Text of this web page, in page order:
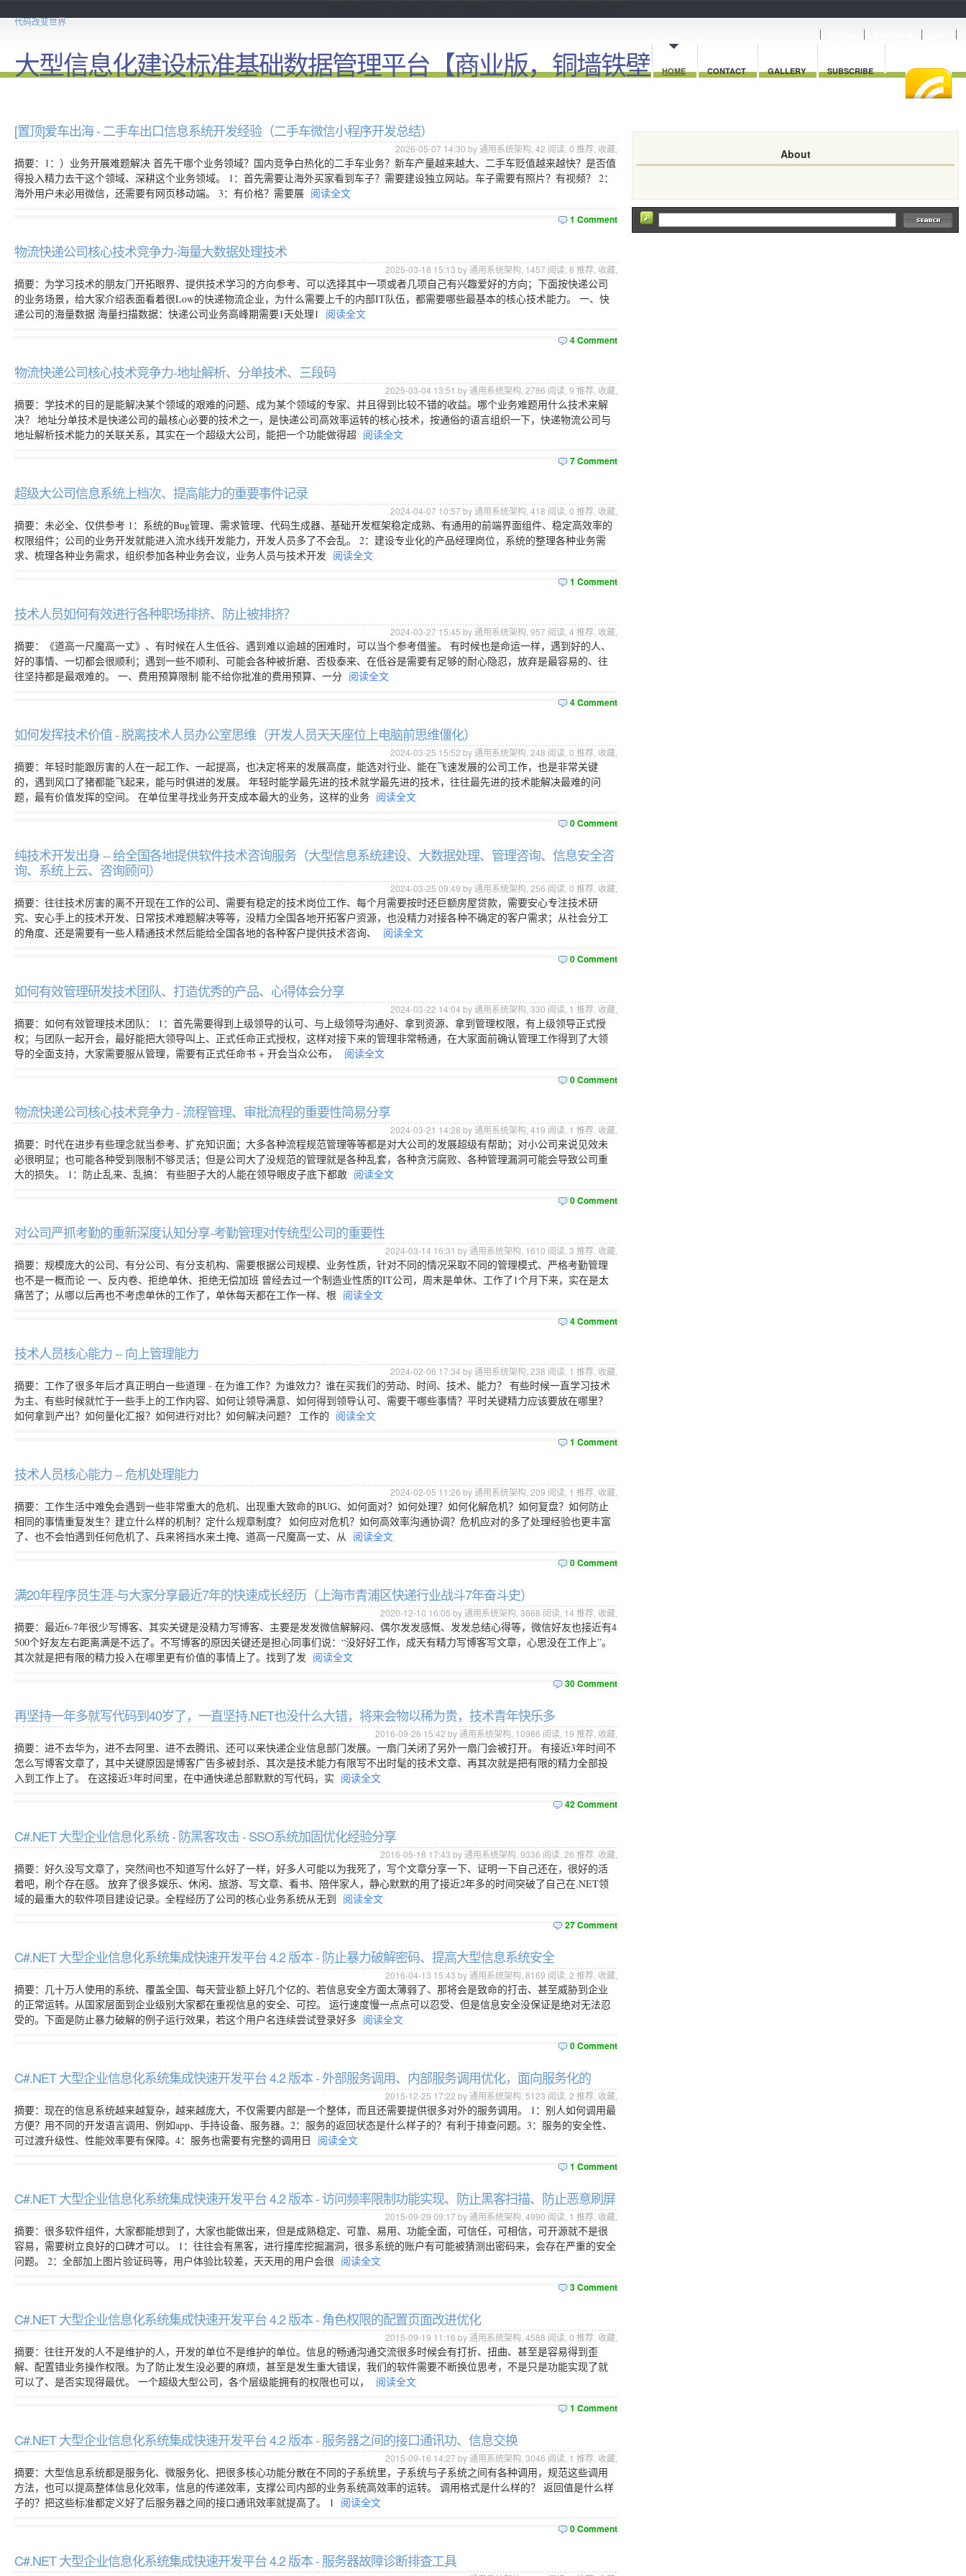
代码改变世界
HOME CONTACT GALLERY SUBSCRIBE
大型信息化建设标准基础数据管理平台【商业版，铜墙铁壁】
[置顶]爱车出海 - 二手车出口信息系统开发经验（二手车微信小程序开发总结）
2026-05-07 14:30 by 通用系统架构, 42 阅读, 0 推荐, 收藏
摘要：1：）业务开展难题解决 首先干哪个业务领域？国内竞争白热化的二手车业务？新车产量越来越大、二手车贬值越来越快？是否值
得投入精力去干这个领域、深耕这个业务领域。 1：首先需要让海外买家看到车子？需要建设独立网站。车子需要有照片？有视频？ 2：
海外用户未必用微信，还需要有网页移动端。 3：有价格？需要展 阅读全文
1 Comment
物流快递公司核心技术竞争力-海量大数据处理技术
2025-03-18 15:13 by 通用系统架构, 1457 阅读, 8 推荐, 收藏
摘要：为学习技术的朋友门开拓眼界、提供技术学习的方向参考、可以选择其中一项或者几项自己有兴趣爱好的方向；下面按快递公司
的业务场景，给大家介绍表面看着很Low的快递物流企业，为什么需要上千的内部IT队伍，都需要哪些最基本的核心技术能力。 一、快
递公司的海量数据 海量扫描数据：快递公司业务高峰期需要1天处理1
阅读全文
4 Comment
物流快递公司核心技术竞争力-地址解析、分单技术、三段码
2025-03-04 13:51 by 通用系统架构, 2786 阅读, 9 推荐, 收藏
摘要：学技术的目的是能解决某个领域的艰难的问题、成为某个领域的专家、并且得到比较不错的收益。哪个业务难题用什么技术来解
决？ 地址分单技术是快递公司的最核心必要的技术之一，是快递公司高效率运转的核心技术，按通俗的语言组织一下，快递物流公司与
地址解析技术能力的关联关系，其实在一个超级大公司，能把一个功能做得超 阅读全文
7 Comment
超级大公司信息系统上档次、提高能力的重要事件记录
2024-04-07 10:57 by 通用系统架构, 418 阅读, 0 推荐, 收藏
摘要：未必全、仅供参考 1：系统的Bug管理、需求管理、代码生成器、基础开发框架稳定成熟、有通用的前端界面组件、稳定高效率的
权限组件；公司的业务开发就能进入流水线开发能力，开发人员多了不会乱。 2：建设专业化的产品经理岗位，系统的整理各种业务需
求、梳理各种业务需求，组织参加各种业务会议，业务人员与技术开发 阅读全文
1 Comment
技术人员如何有效进行各种职场排挤、防止被排挤？
2024-03-27 15:45 by 通用系统架构, 957 阅读, 4 推荐, 收藏
摘要：《道高一尺魔高一丈》、有时候在人生低谷、遇到难以逾越的困难时，可以当个参考借鉴。 有时候也是命运一样，遇到好的人、
好的事情、一切都会很顺利；遇到一些不顺利、可能会各种被折磨、否极泰来、在低谷是需要有足够的耐心隐忍，放弃是最容易的、往
往坚持都是最艰难的。 一、费用预算限制 能不给你批准的费用预算、一分 阅读全文
4 Comment
如何发挥技术价值 - 脱离技术人员办公室思维（开发人员天天座位上电脑前思维僵化）
2024-03-25 15:52 by 通用系统架构, 248 阅读, 0 推荐, 收藏
摘要：年轻时能跟厉害的人在一起工作、一起提高，也决定将来的发展高度，能选对行业、能在飞速发展的公司工作，也是非常关键
的，遇到风口了猪都能飞起来，能与时俱进的发展。 年轻时能学最先进的技术就学最先进的技术，往往最先进的技术能解决最难的问
题，最有价值发挥的空间。 在单位里寻找业务开支成本最大的业务，这样的业务 阅读全文
0 Comment
纯技术开发出身 -- 给全国各地提供软件技术咨询服务（大型信息系统建设、大数据处理、管理咨询、信息安全咨
询、系统上云、咨询顾问）
2024-03-25 09:49 by 通用系统架构, 256 阅读, 0 推荐, 收藏
摘要：往往技术厉害的离不开现在工作的公司、需要有稳定的技术岗位工作、每个月需要按时还巨额房屋贷款，需要安心专注技术研
究、安心手上的技术开发、日常技术难题解决等等，没精力全国各地开拓客户资源，也没精力对接各种不确定的客户需求；从社会分工
的角度、还是需要有一些人精通技术然后能给全国各地的各种客户提供技术咨询、
阅读全文
0 Comment
如何有效管理研发技术团队、打造优秀的产品、心得体会分享
2024-03-22 14:04 by 通用系统架构, 330 阅读, 1 推荐, 收藏
摘要：如何有效管理技术团队： 1：首先需要得到上级领导的认可、与上级领导沟通好、拿到资源、拿到管理权限，有上级领导正式授
权；与团队一起开会，最好能把大领导叫上、正式任命正式授权，这样对接下来的管理非常畅通，在大家面前确认管理工作得到了大领
导的全面支持，大家需要服从管理，需要有正式任命书 + 开会当众公布，
阅读全文
0 Comment
物流快递公司核心技术竞争力 - 流程管理、审批流程的重要性简易分享
2024-03-21 14:28 by 通用系统架构, 419 阅读, 1 推荐, 收藏
摘要：时代在进步有些理念就当参考、扩充知识面；大多各种流程规范管理等等都是对大公司的发展超级有帮助；对小公司来说见效未
必很明显；也可能各种受到限制不够灵活；但是公司大了没规范的管理就是各种乱套，各种贪污腐败、各种管理漏洞可能会导致公司重
大的损失。 1：防止乱来、乱搞： 有些胆子大的人能在领导眼皮子底下都敢 阅读全文
0 Comment
对公司严抓考勤的重新深度认知分享-考勤管理对传统型公司的重要性
2024-03-14 16:31 by 通用系统架构, 1610 阅读, 3 推荐, 收藏
摘要：规模庞大的公司、有分公司、有分支机构、需要根据公司规模、业务性质，针对不同的情况采取不同的管理模式、严格考勤管理
也不是一概而论 一、反内卷、拒绝单休、拒绝无偿加班 曾经去过一个制造业性质的IT公司，周末是单休、工作了1个月下来，实在是太
痛苦了；从哪以后再也不考虑单休的工作了，单休每天都在工作一样、根 阅读全文
4 Comment
技术人员核心能力 -- 向上管理能力
2024-02-06 17:34 by 通用系统架构, 238 阅读, 1 推荐, 收藏
摘要：工作了很多年后才真正明白一些道理 - 在为谁工作？为谁效力？谁在买我们的劳动、时间、技术、能力？ 有些时候一直学习技术
为主、有些时候就忙于一些手上的工作内容、如何让领导满意、如何得到领导认可、需要干哪些事情？平时关键精力应该要放在哪里？
如何拿到产出？如何量化汇报？如何进行对比？如何解决问题？ 工作的 阅读全文
1 Comment
技术人员核心能力 -- 危机处理能力
2024-02-05 11:26 by 通用系统架构, 209 阅读, 1 推荐, 收藏
摘要：工作生活中难免会遇到一些非常重大的危机、出现重大致命的BUG、如何面对？如何处理？如何化解危机？如何复盘？如何防止
相同的事情重复发生？建立什么样的机制？定什么规章制度？ 如何应对危机？如何高效率沟通协调？危机应对的多了处理经验也更丰富
了、也不会怕遇到任何危机了、兵来将挡水来土掩、道高一尺魔高一丈、从 阅读全文
0 Comment
满20年程序员生涯-与大家分享最近7年的快速成长经历（上海市青浦区快递行业战斗7年奋斗史）
2020-12-10 16:05 by 通用系统架构, 3668 阅读, 14 推荐, 收藏
摘要：最近6-7年很少写博客、其实关键是没精力写博客、主要是发发微信解解闷、偶尔发发感慨、发发总结心得等，微信好友也接近有4
500个好友左右距离满是不远了。不写博客的原因关键还是担心同事们说：“没好好工作，成天有精力写博客写文章，心思没在工作上”。
其次就是把有限的精力投入在哪里更有价值的事情上了。找到了发 阅读全文
30 Comment
再坚持一年多就写代码到40岁了，一直坚持.NET也没什么大错，将来会物以稀为贵，技术青年快乐多
2016-09-26 15:42 by 通用系统架构, 10986 阅读, 19 推荐, 收藏
摘要：进不去华为，进不去阿里、进不去腾讯、还可以来快递企业信息部门发展。一扇门关闭了另外一扇门会被打开。 有接近3年时间不
怎么写博客文章了，其中关键原因是博客广告多被封杀、其次是技术能力有限写不出时髦的技术文章、再其次就是把有限的精力全部投
入到工作上了。 在这接近3年时间里，在中通快递总部默默的写代码，实 阅读全文
42 Comment
C#.NET 大型企业信息化系统 - 防黑客攻击 - SSO系统加固优化经验分享
2016-05-18 17:43 by 通用系统架构, 9336 阅读, 26 推荐, 收藏
摘要：好久没写文章了，突然间也不知道写什么好了一样，好多人可能以为我死了，写个文章分享一下、证明一下自己还在，很好的活
着吧，刷个存在感。 放弃了很多娱乐、休闲、旅游、写文章、看书、陪伴家人，静心默默的用了接近2年多的时间突破了自己在.NET领
域的最重大的软件项目建设记录。全程经历了公司的核心业务系统从无到 阅读全文
27 Comment
C#.NET 大型企业信息化系统集成快速开发平台 4.2 版本 - 防止暴力破解密码、提高大型信息系统安全
2016-04-13 15:43 by 通用系统架构, 8169 阅读, 2 推荐, 收藏
摘要：几十万人使用的系统、覆盖全国、每天营业额上好几个亿的、若信息安全方面太薄弱了、那将会是致命的打击、甚至威胁到企业
的正常运转。从国家层面到企业级别大家都在重视信息的安全、可控。 运行速度慢一点点可以忍受、但是信息安全没保证是绝对无法忍
受的。下面是防止暴力破解的例子运行效果，若这个用户名连续尝试登录好多 阅读全文
0 Comment
C#.NET 大型企业信息化系统集成快速开发平台 4.2 版本 - 外部服务调用、内部服务调用优化，面向服务化的
2015-12-25 17:22 by 通用系统架构, 5123 阅读, 2 推荐, 收藏
摘要：现在的信息系统越来越复杂，越来越庞大，不仅需要内部是一个整体，而且还需要提供很多对外的服务调用。 1：别人如何调用最
方便？用不同的开发语言调用、例如app、手持设备、服务器。2：服务的返回状态是什么样子的？有利于排查问题。3：服务的安全性、
可过渡升级性、性能效率要有保障。4：服务也需要有完整的调用日
阅读全文
1 Comment
C#.NET 大型企业信息化系统集成快速开发平台 4.2 版本 - 访问频率限制功能实现、防止黑客扫描、防止恶意刷屏
2015-09-29 09:17 by 通用系统架构, 4990 阅读, 1 推荐, 收藏
摘要：很多软件组件，大家都能想到了，大家也能做出来，但是成熟稳定、可靠、易用、功能全面，可信任，可相信，可开源就不是很
容易，需要树立良好的口碑才可以。 1：往往会有黑客，进行撞库挖掘漏洞，很多系统的账户有可能被猜测出密码来，会存在严重的安全
问题。 2：全部加上图片验证码等，用户体验比较差，天天用的用户会很 阅读全文
3 Comment
C#.NET 大型企业信息化系统集成快速开发平台 4.2 版本 - 角色权限的配置页面改进优化
2015-09-19 11:16 by 通用系统架构, 4588 阅读, 0 推荐, 收藏
摘要：往往开发的人不是维护的人，开发的单位不是维护的单位。信息的畅通沟通交流很多时候会有打折、扭曲、甚至是容易得到歪
解、配置错业务操作权限。为了防止发生没必要的麻烦，甚至是发生重大错误，我们的软件需要不断换位思考，不是只是功能实现了就
可以了、是否实现得最优。 一个超级大型公司，各个层级能拥有的权限也可以，
阅读全文
1 Comment
C#.NET 大型企业信息化系统集成快速开发平台 4.2 版本 - 服务器之间的接口通讯功、信息交换
2015-09-16 14:27 by 通用系统架构, 3046 阅读, 1 推荐, 收藏
摘要：大型信息系统都是服务化、微服务化、把很多核心功能分散在不同的子系统里，子系统与子系统之间有各种调用，规范这些调用
方法，也可以提高整体信息化效率，信息的传递效率，支撑公司内部的业务系统高效率的运转。 调用格式是什么样的？ 返回值是什么样
子的？把这些标准都定义好了后服务器之间的接口通讯效率就提高了。 1
阅读全文
0 Comment
C#.NET 大型企业信息化系统集成快速开发平台 4.2 版本 - 服务器故障诊断排查工具
About